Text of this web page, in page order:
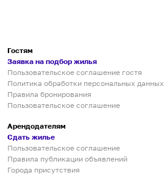
Гостям
Заявка на подбор жилья
Пользовательское соглашение гостя
Политика обработки персональных данных
Правила бронирования
Пользовательское соглашение
Арендодателям
Сдать жилье
Пользовательское соглашение
Правила публикации объявлений
Города присутствия